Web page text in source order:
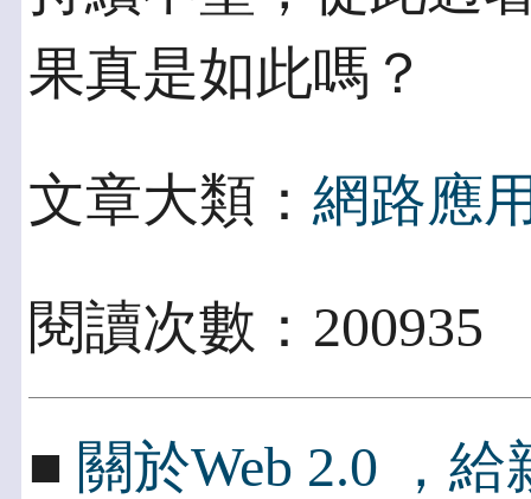
果真是如此嗎？
文章大類： 網路應
閱讀次數：
■ 關於Web 2.0 ，